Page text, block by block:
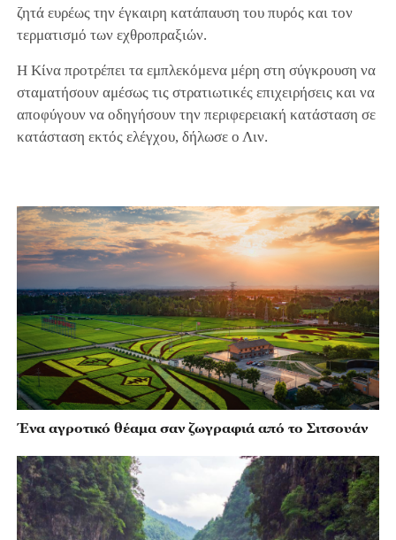
ζητά ευρέως την έγκαιρη κατάπαυση του πυρός και τον
τερματισμό των εχθροπραξιών.
Η Κίνα προτρέπει τα εμπλεκόμενα μέρη στη σύγκρουση να
σταματήσουν αμέσως τις στρατιωτικές επιχειρήσεις και να
αποφύγουν να οδηγήσουν την περιφερειακή κατάσταση σε
κατάσταση εκτός ελέγχου, δήλωσε ο Λιν.
Ένα αγροτικό θέαμα σαν ζωγραφιά από το Σιτσουάν